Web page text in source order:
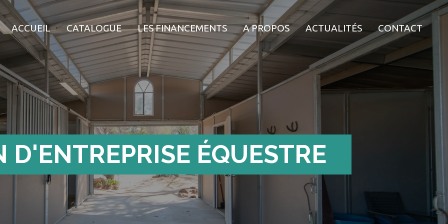
ACCUEIL CATALOGUE LES FINANCEMENTS A PROPOS ACTUALITÉS CONTACT
D'ENTREPRISE ÉQUESTRE